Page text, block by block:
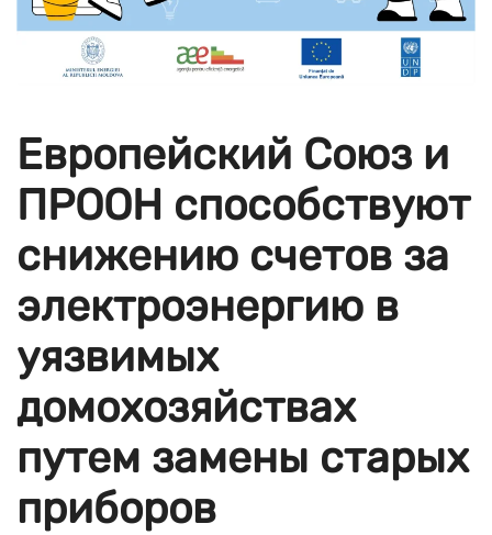
Европейский Союз и
ПРООН способствуют
снижению счетов за
электроэнергию в
уязвимых
домохозяйствах
путем замены старых
приборов